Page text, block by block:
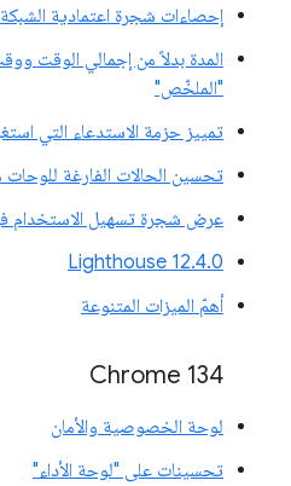
إحصاءات شجرة اعتمادية الشبكة
المدة بدلاً من إجمالي الوقت
"الملخّص"
تمييز حزمة الاستدعاء التي
تحسين الحالات الفارغة للوحات
عرض شجرة تسهيل الاستخدام
‫Lighthouse 12.4.0
أهمّ الميزات المتنوعة
‫Chrome 134
لوحة الخصوصية والأمان
تحسينات على "لوحة الأداء"